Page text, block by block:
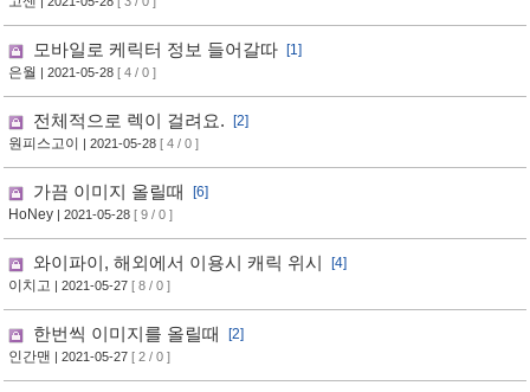
모바일로 케릭터 정보 들어갈따
[1]
은월 | 2021-05-28 [ 4 / 0 ]
전체적으로 렉이 걸려요.
[2]
원피스고이
| 2021-05-28 [ 4 / 0 ]
가끔 이미지 올릴때
[6]
HoNey | 2021-05-28 [ 9 / 0 ]
와이파이, 해외에서 이용시 캐릭 위시
[4]
이치고 | 2021-05-27 [ 8 / 0 ]
한번씩 이미지를 올릴때
[2]
인간맨 | 2021-05-27 [ 2 / 0 ]